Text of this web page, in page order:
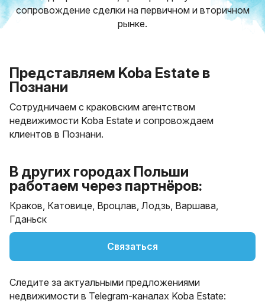
сопровождение сделки на первичном и вторичном
рынке.
Представляем Koba Estate в
Познани
Сотрудничаем с краковским агентством
недвижимости Koba Estate и сопровождаем
клиентов в Познани.
В других городах Польши
работаем через партнёров:
Краков, Катовице, Вроцлав, Лодзь, Варшава,
Гданьск
Связаться
Следите за актуальными предложениями
недвижимости в Telegram-каналах Koba Estate: